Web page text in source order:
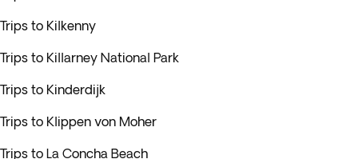
Trips to Kilkenny
Trips to Killarney National Park
Trips to Kinderdijk
Trips to Klippen von Moher
Trips to La Concha Beach